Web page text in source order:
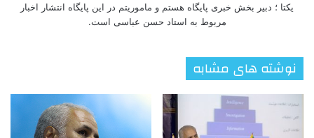
یکتا ؛ دبیر بخش خبری پایگاه هستم و ماموریتم در این پایگاه انتشار اخبار
مربوط به استاد حسن عباسی است.
نوشته های مشابه